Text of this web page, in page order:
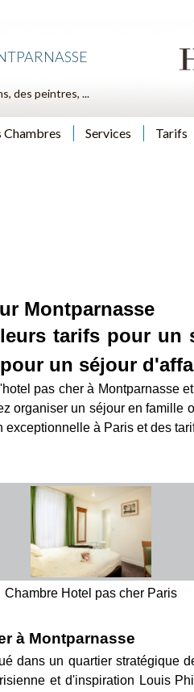
des peintres, ...
Chambres Services Tarifs
Montparnasse
tarifs pour
un séjour
pas cher à Montparnasse
organiser un séjour en
à Paris et des
Chambre Hotel pas cher Paris
à Montparnasse
dans un quartier stratégique
et d'inspiration Louis